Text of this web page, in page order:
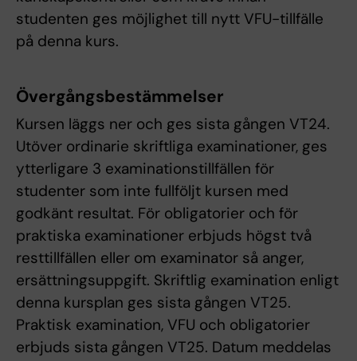
studenten ges möjlighet till nytt VFU-tillfälle
på denna kurs.
Övergångsbestämmelser
Kursen läggs ner och ges sista gången VT24.
Utöver ordinarie skriftliga examinationer, ges
ytterligare 3 examinationstillfällen för
studenter som inte fullföljt kursen med
godkänt resultat. För obligatorier och för
praktiska examinationer erbjuds högst två
resttillfällen eller om examinator så anger,
ersättningsuppgift. Skriftlig examination enligt
denna kursplan ges sista gången VT25.
Praktisk examination, VFU och obligatorier
erbjuds sista gången VT25. Datum meddelas